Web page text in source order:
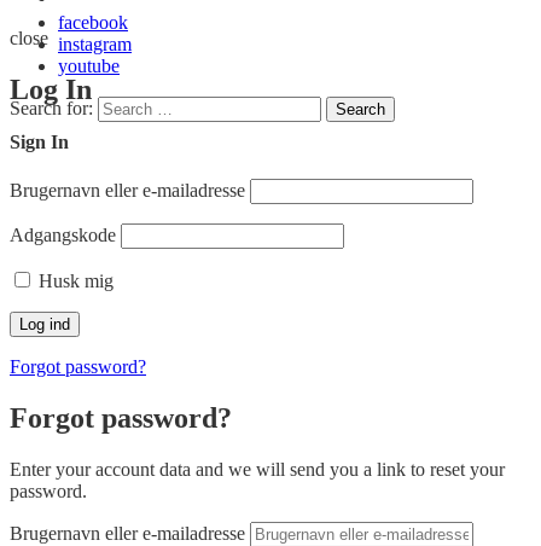
facebook
instagram
youtube
Search for: Search
close
Log In
Sign In
Brugernavn eller e-mailadresse
Adgangskode
Husk mig
Forgot password?
Forgot password?
Enter your account data and we will send you a link to reset your
password.
Brugernavn eller e-mailadresse